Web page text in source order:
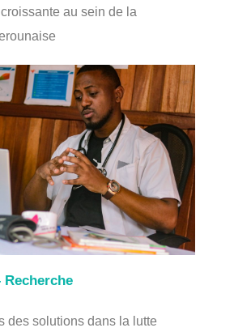
au sein de la
Recherche
des solutions dans la lutte